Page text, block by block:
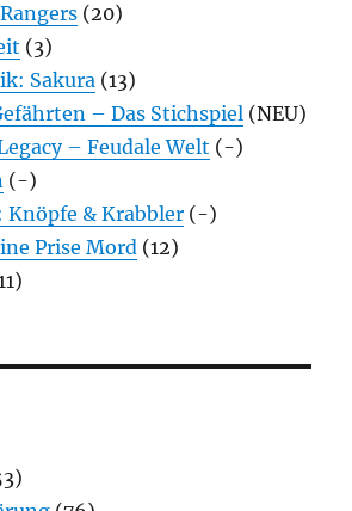
(20)
(3)
Sakura (13)
– Das Stichspiel (NEU)
– Feudale Welt (-)
(-)
Knöpfe & Krabbler (-)
Prise Mord (12)